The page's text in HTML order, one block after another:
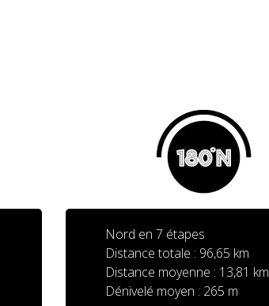
Nord en 7 étapes
Distance totale : 96,65 km
Distance moyenne : 13,81 km
Dénivelé moyen : 265 m